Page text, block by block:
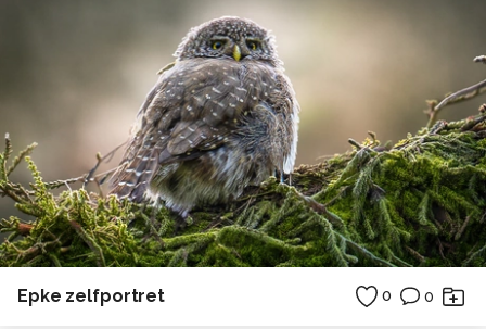
Epke zelfportret 0 0